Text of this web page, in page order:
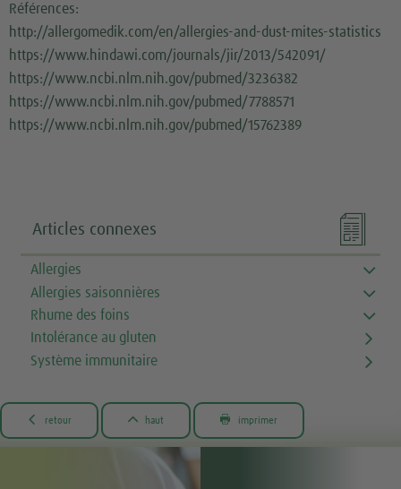
Références:
http://allergomedik.com/en/allergies-and-dust-mites-statistics
https://www.hindawi.com/journals/jir/2013/542091/
https://www.ncbi.nlm.nih.gov/pubmed/3236382
https://www.ncbi.nlm.nih.gov/pubmed/7788571
https://www.ncbi.nlm.nih.gov/pubmed/15762389

Articles connexes
Allergies
Allergies saisonnières
Rhume des foins
Intolérance au gluten
Système immunitaire
 retour  haut  imprimer